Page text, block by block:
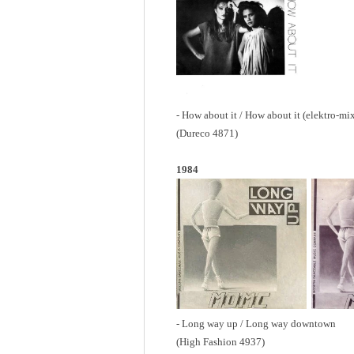
- How about it / How about it (elektro-
(Dureco 4871)
1984
- Long way up / Long way downtown
(High Fashion 4937)